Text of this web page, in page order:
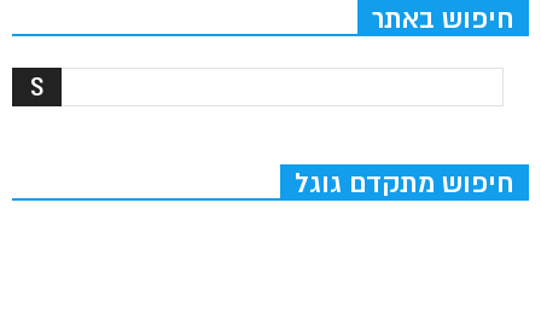
חיפוש באתר
חיפוש מתקדם גוגל